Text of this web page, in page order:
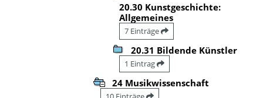
20.30 Kunstgeschichte:
Allgemeines
7 Einträge
20.31 Bildende Künstler
1 Eintrag
24 Musikwissenschaft